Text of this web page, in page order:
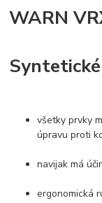
WARN
všetky prvky
úpravu proti
navijak má
ergonomická